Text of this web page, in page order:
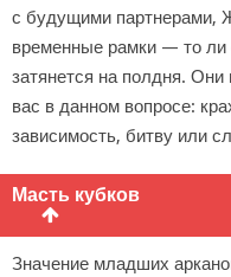
с будущими партнерами,
временные рамки — то ли
затянется на полдня.
вас в данном вопросе:
зависимость, битву или
Масть кубков
Значение младших